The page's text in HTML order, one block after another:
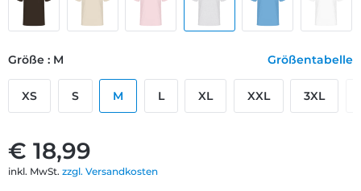
€ 18,99
inkl. MwSt. zzgl. Versandkosten
Größe : M Größentabelle
XS S M L XL XXL 3XL